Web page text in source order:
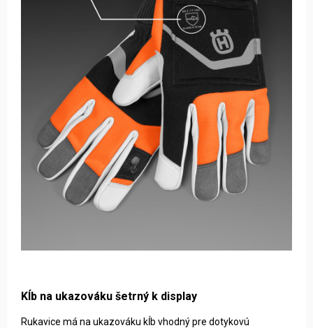
Kĺb na ukazováku šetrný k display
Rukavice má na ukazováku kĺb vhodný pre dotykovú